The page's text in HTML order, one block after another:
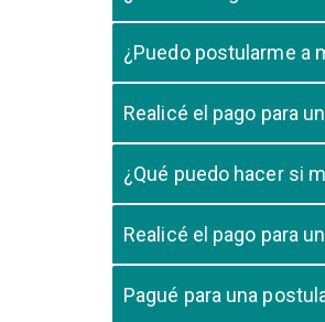
cursando el ultimo año.
¿Puedo postularme a
Realicé el pago para
pago, debe comunicarse
¿Qué puedo hacer si
su postulación.
Realicé el pago para
Pagué para una